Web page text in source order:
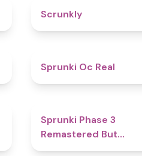
Scrunkly
Sprunki Oc Real
Sprunki Phase 3
Remastered But
Everyone is Vineria